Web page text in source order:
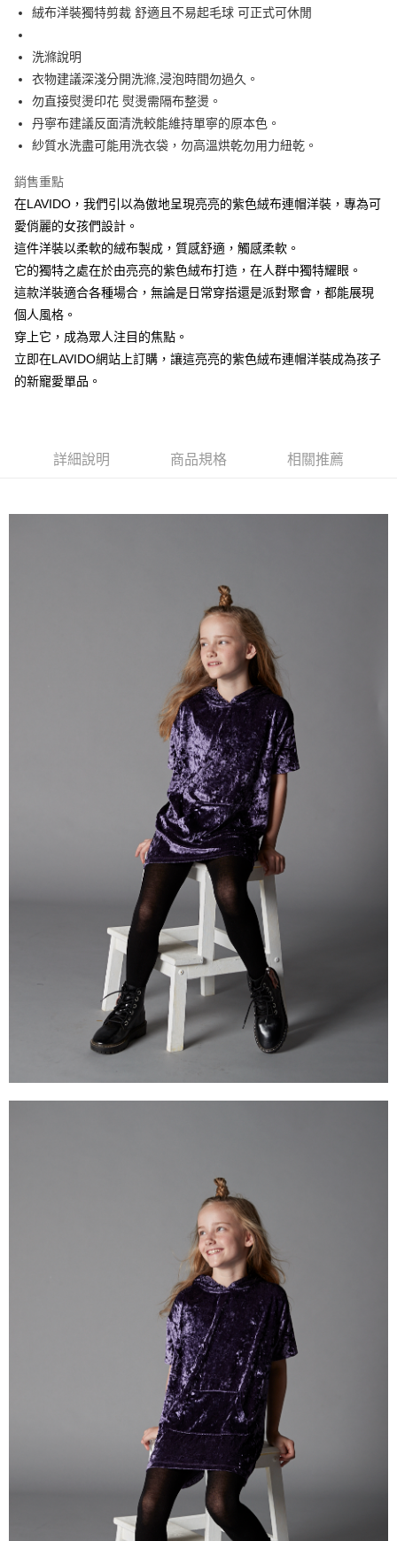
街口支付
悠遊付
大哥付你分期
相關說明
【大哥付你分期使用說明】
1.本服務由台灣大哥大提供，台灣大哥大用戶可立即使用無須另外申請。
2.付款方式選擇「大哥付你分期」，訂單成立後會自動跳轉到大哥付的交易
成交易。
3.實際核准額度、可分期數及費用金額請依後續交易確認頁面所載為準。
4.訂單成立30分鐘內，如未前往確認交易或遇審核未通過，訂單將自動取
消。如遇「轉專審核」未通過狀況，表示未達大哥付你分期系統評分，恕無
法說明評估內容。
1.分期款項不併入電信帳單，「大哥付你分期」於每月結算日後寄送繳費提
醒簡訊。
2.透過簡訊連結打開帳單後，可選擇「超商條碼／台灣大直營門市／銀行轉
帳／街口支付／iPASS MONEY」等通路繳費。
【注意事項】
用戶於交易時，得透過本服務購買商品或服務，並由商店將買賣／分期付款
由本公司與您本人進行分期帳單所需資料之確認、核對及更正。
3.完整用戶服務條款，請詳閱以下連結：https://oppay.tw/userRule
ATM付款
全家取貨付款
每筆NT$60，滿NT$1,200(含以上)免運費
付款後全家取貨
7-11取貨付款
每筆NT$60，滿NT$1,500(含以上)免運費
每筆NT$100，滿NT$3,000(含以上)免運費
絨布洋裝獨特剪裁 舒適且不易起毛球 可正式可休閒
洗滌說明
衣物建議深淺分開洗滌,浸泡時間勿過久。
勿直接熨燙印花 熨燙需隔布整燙。
丹寧布建議反面清洗較能維持單寧的原本色。
紗質水洗盡可能用洗衣袋，勿高溫烘乾勿用力紐乾。
銷售重點
在LAVIDO，我們引以為傲地呈現亮亮的紫色絨布連帽洋裝，專為可
愛俏麗的女孩們設計。
這件洋裝以柔軟的絨布製成，質感舒適，觸感柔軟。
它的獨特之處在於由亮亮的紫色絨布打造，在人群中獨特耀眼。
這款洋裝適合各種場合，無論是日常穿搭還是派對聚會，都能展現
個人風格。
穿上它，成為眾人注目的焦點。
立即在LAVIDO網站上訂購，讓這亮亮的紫色絨布連帽洋裝成為孩子
的新寵愛單品。
詳細說明 商品規格 相關推薦